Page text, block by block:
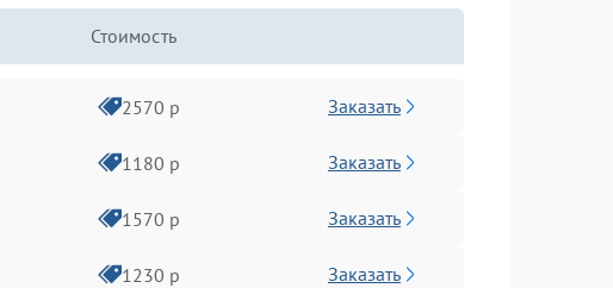
Стоимость
2570 р Заказать
1180 р Заказать
1570 р Заказать
1230 р Заказать